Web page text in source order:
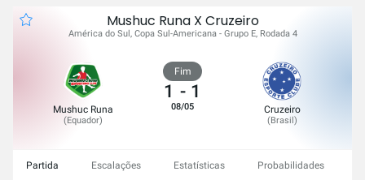
Mushuc Runa X Cruzeiro
América do Sul, Copa Sul-Americana - Grupo E, Rodada 4
Mushuc Runa
(Equador)
Fim
1 - 1
08/05 Cruzeiro
(Brasil)
Partida Escalações Estatísticas Probabilidades